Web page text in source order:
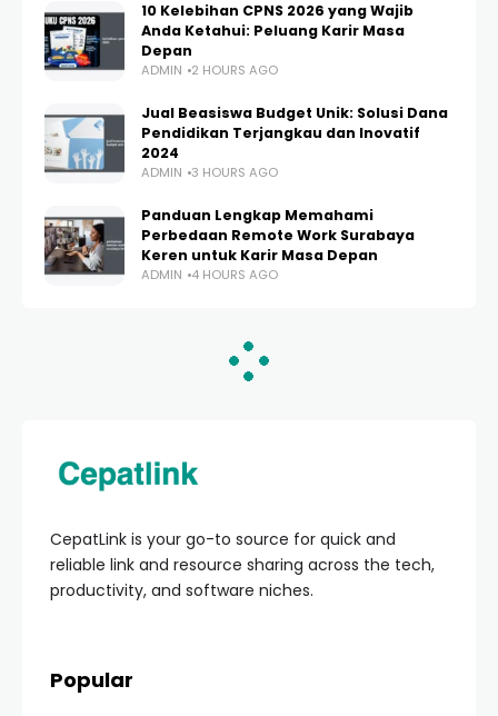
10 Kelebihan CPNS 2026 yang Wajib
Anda Ketahui: Peluang Karir Masa
Depan
ADMIN 2 HOURS AGO
Jual Beasiswa Budget Unik: Solusi Dana
Pendidikan Terjangkau dan Inovatif
2024
ADMIN 3 HOURS AGO
Panduan Lengkap Memahami
Perbedaan Remote Work Surabaya
Keren untuk Karir Masa Depan
ADMIN 4 HOURS AGO
Jasa Foto Produk
Tanpa DP untuk UMKM:
Solusi Hemat &
Terpercaya
Penjualan